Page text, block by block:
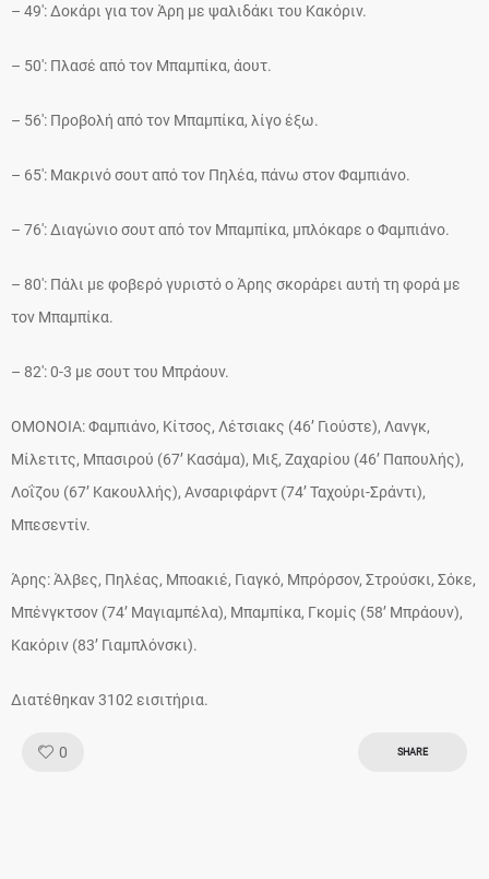
– 49′: Δοκάρι για τον Άρη με ψαλιδάκι του Κακόριν.
– 50′: Πλασέ από τον Μπαμπίκα, άουτ.
– 56′: Προβολή από τον Μπαμπίκα, λίγο έξω.
– 65′: Μακρινό σουτ από τον Πηλέα, πάνω στον Φαμπιάνο.
– 76′: Διαγώνιο σουτ από τον Μπαμπίκα, μπλόκαρε ο Φαμπιάνο.
– 80′: Πάλι με φοβερό γυριστό ο Άρης σκοράρει αυτή τη φορά με
τον Μπαμπίκα.
– 82′: 0-3 με σουτ του Μπράουν.
OMONOIA: Φαμπιάνο, Κίτσος, Λέτσιακς (46’ Γιούστε), Λανγκ,
Μίλετιτς, Μπασιρού (67’ Κασάμα), Μιξ, Ζαχαρίου (46’ Παπουλής),
Λοΐζου (67’ Κακουλλής), Ανσαριφάρντ (74’ Ταχούρι-Σράντι),
Μπεσεντίν.
Άρης: Άλβες, Πηλέας, Μποακιέ, Γιαγκό, Μπρόρσον, Στρούσκι, Σόκε,
Μπένγκτσον (74’ Μαγιαμπέλα), Μπαμπίκα, Γκομίς (58’ Mπράουν),
Κακόριν (83’ Γιαμπλόνσκι).
Διατέθηκαν 3102 εισιτήρια.
0 SHARE